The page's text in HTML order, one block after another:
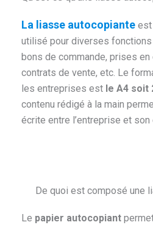
La liasse autocopianteest
utilisé pour diverses fonctions
bons de commande, prises en
contrats de vente, etc. Le
les entreprises est le A4 soit
contenu rédigé à la main
écrite entre l’entreprise et son
De quoi est composé une
Le papier autocopiant